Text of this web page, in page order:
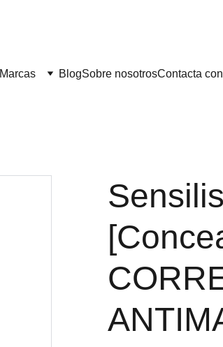
Marcas BlogSobre nosotrosContacta